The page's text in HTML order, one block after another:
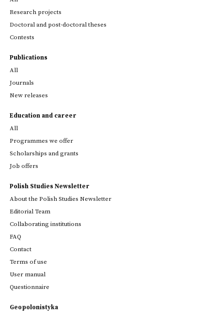
Research projects
Doctoral and post-doctoral theses
Contests
Publications
All
Journals
New releases
Education and career
All
Programmes we offer
Scholarships and grants
Job offers
Polish Studies Newsletter
About the Polish Studies Newsletter
Editorial Team
Collaborating institutions
FAQ
Contact
Terms of use
User manual
Questionnaire
Geopolonistyka